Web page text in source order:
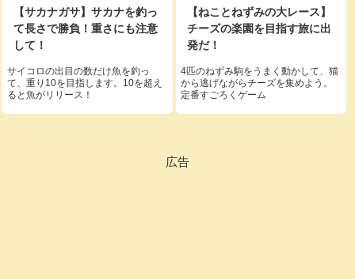
【サカナガサ】サカナを釣っ
て長さで勝負！重さにも注意
して！
サイコロの出目の数だけ魚を釣っ
て、重り10を目指します。10を超え
ると魚がリリース！
【ねことねずみの大レース】
チーズの楽園を目指す旅に出
発だ！
4匹のねずみ駒をうまく動かして、猫
から逃げながらチーズを集めよう。
定番すごろくゲーム
広告